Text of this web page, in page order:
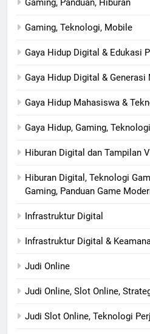
Gaming, Panduan, Hiburan
Gaming, Teknologi, Mobile
Gaya Hidup Digital & Edukasi
Gaya Hidup Digital & Generasi
Gaya Hidup Mahasiswa &
Gaya Hidup, Gaming, Teknologi
Hiburan Digital dan Tampilan
Hiburan Digital, Teknologi
Gaming, Panduan Game
Infrastruktur Digital
Infrastruktur Digital &
Judi Online
Judi Online, Slot Online,
Judi Slot Online, Teknologi